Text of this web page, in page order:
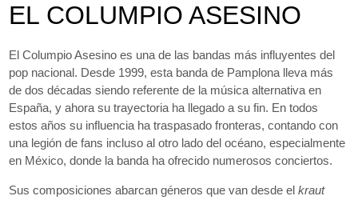
NOTICIAS
CONTACTO
Instagram Youtube Spotify
EU ES
Aviso Legal Política de Cookies Política de Privacidad
EL COLUMPIO ASESINO
El Columpio Asesino es una de las bandas más influyentes del
pop nacional. Desde 1999, esta banda de Pamplona lleva más
de dos décadas siendo referente de la música alternativa en
España, y ahora su trayectoria ha llegado a su fin. En todos
estos años su influencia ha traspasado fronteras, contando con
una legión de fans incluso al otro lado del océano, especialmente
en México, donde la banda ha ofrecido numerosos conciertos.
Sus composiciones abarcan géneros que van desde elkraut